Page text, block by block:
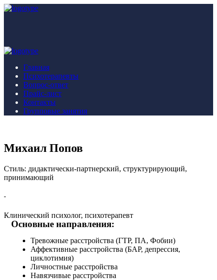
Главная
Психотерапевты
Вопрос-ответ
Прайс-лист
Контакты
Групповые занятия
Михаил Попов
Стиль: дидактически-партнерский, структурирующий,
принимающий
-
Клинический психолог, психотерапевт
Основные направления:
Тревожные расстройства (ГТР, ПА, Фобии)
Аффективные расстройства (БАР, депрессия,
циклотимия)
Личностные расстройства
Навязчивые расстройства